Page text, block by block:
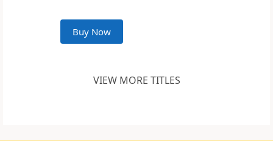
Buy Now
VIEW MORE TITLES